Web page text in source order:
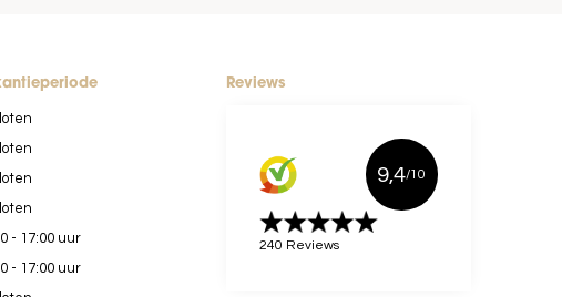
- 17:00 uur
- 17:00 uur
Reviews
9,4/10
240 Reviews